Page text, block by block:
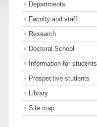
Departments
Faculty and staff
Research
Doctoral School
Information for students
Prospective students
Library
Site map